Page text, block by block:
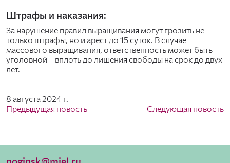
Штрафы и наказания:
За нарушение правил выращивания могут грозить не
только штрафы, но и арест до 15 суток. В случае
массового выращивания, ответственность может быть
уголовной – вплоть до лишения свободы на срок до двух
лет.
8 августа 2024 г.
Предыдущая новость
Следующая новость